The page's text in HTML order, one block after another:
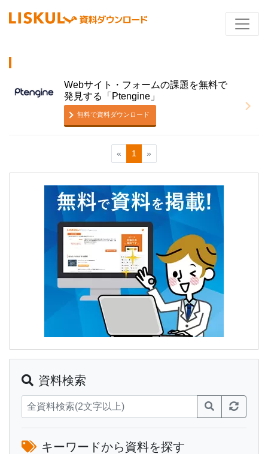
Webサイト・フォームの課題を無料で
発見する「Ptengine」
無料で資料ダウンロード
« 1 »
資料検索
キーワードから資料を探す